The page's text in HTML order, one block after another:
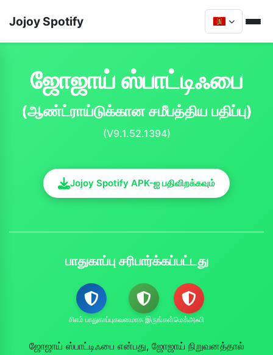
Jojoy Spotify
ஜோஜாய் ஸ்பாட்டிஃபை
(ஆண்ட்ராய்டுக்கான சமீபத்திய பதிப்பு)
(V9.1.52.1394)
Jojoy Spotify APK-ஐ பதிவிறக்கவும்
பாதுகாப்பு சரிபார்க்கப்பட்டது
சிஎம் பாதுகாப்புகவனமாக இருங்கள்மெக்அஃபி
ஜோஜாய் ஸ்பாட்டிஃபை என்பது, ஜோஜாய் நிறுவனத்தால்